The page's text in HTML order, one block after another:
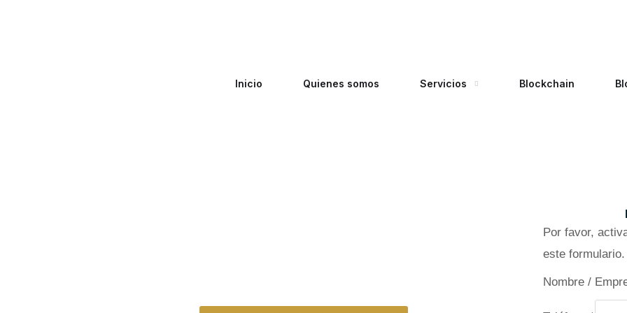
Inicio Quienes somos Servicios Blockchain
Por favor,
este formulario.
Nombre /